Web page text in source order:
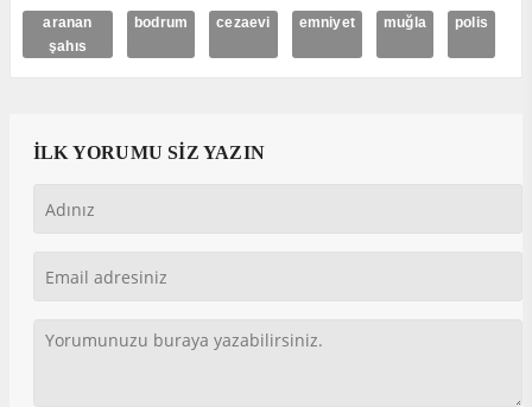
aranan
şahıs
bodrum cezaevi emniyet muğla polis
İLK YORUMU SİZ YAZIN